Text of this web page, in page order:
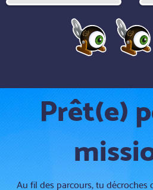
Prêt(e)
Au fil des parcours, tu décroches